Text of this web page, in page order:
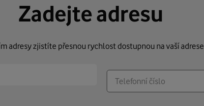
Zadejte adresu
adresy zjistíte přesnou rychlost dostupnou na vaší adrese